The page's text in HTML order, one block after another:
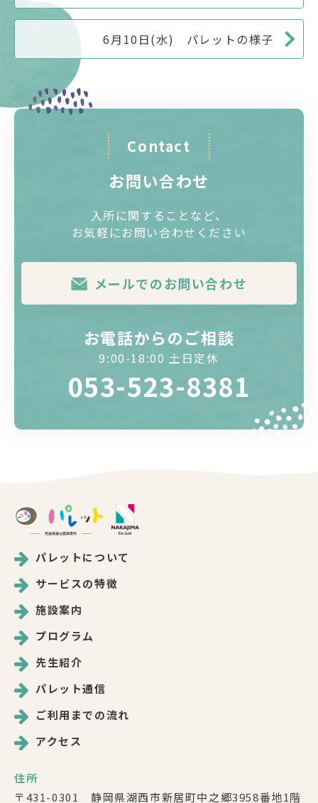
6月10日(水) パレットの様子
Contact
お問い合わせ
入所に関することなど、
お気軽にお問い合わせください
メールでのお問い合わせ
お電話からのご相談
9:00-18:00 土日定休
053-523-8381
パレットについて
サービスの特徴
施設案内
プログラム
先生紹介
パレット通信
ご利用までの流れ
アクセス
住所
〒431-0301 静岡県湖西市新居町中之郷3958番地1階